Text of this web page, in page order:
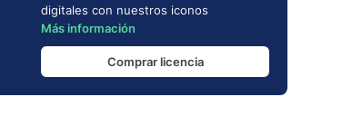
digitales con nuestros iconos
Más información
Comprar licencia